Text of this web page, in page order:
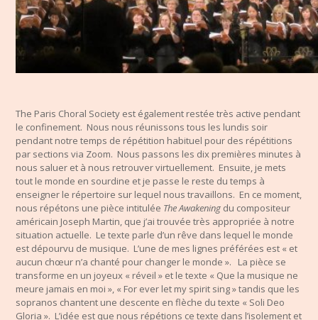
The Paris Choral Society est également restée très active pendant
le confinement. Nous nous réunissons tous les lundis soir
pendant notre temps de répétition habituel pour des répétitions
par sections via Zoom. Nous passons les dix premières minutes à
nous saluer et à nous retrouver virtuellement. Ensuite, je mets
tout le monde en sourdine et je passe le reste du temps à
enseigner le répertoire sur lequel nous travaillons. En ce moment,
nous répétons une pièce intitulée The Awakening du compositeur
américain Joseph Martin, que j’ai trouvée très appropriée à notre
situation actuelle. Le texte parle d’un rêve dans lequel le monde
est dépourvu de musique. L’une de mes lignes préférées est « et
aucun chœur n’a chanté pour changer le monde ». La pièce se
transforme en un joyeux « réveil » et le texte « Que la musique ne
meure jamais en moi », « For ever let my spirit sing » tandis que les
sopranos chantent une descente en flèche du texte « Soli Deo
Gloria ». L’idée est que nous répétions ce texte dans l’isolement et